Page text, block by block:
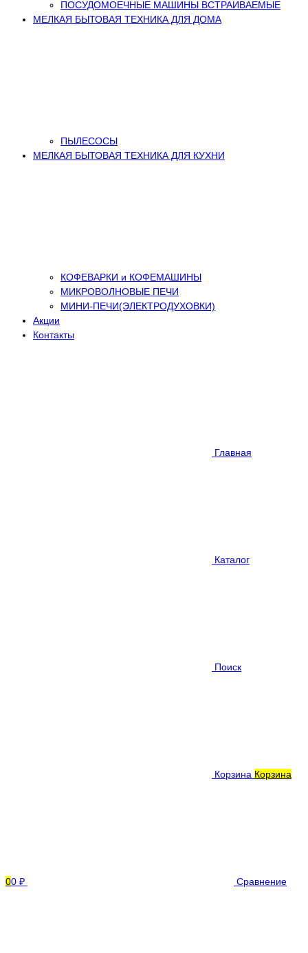
ПОСУДОМОЕЧНЫЕ МАШИНЫ ВСТРАИВАЕМЫЕ
МЕЛКАЯ БЫТОВАЯ ТЕХНИКА ДЛЯ ДОМА
ПЫЛЕСОСЫ
МЕЛКАЯ БЫТОВАЯ ТЕХНИКА ДЛЯ КУХНИ
КОФЕВАРКИ и КОФЕМАШИНЫ
МИКРОВОЛНОВЫЕ ПЕЧИ
МИНИ-ПЕЧИ(ЭЛЕКТРОДУХОВКИ)
Акции
Контакты
Главная
Каталог
Поиск
Корзина Корзина
00 ₽ Сравнение